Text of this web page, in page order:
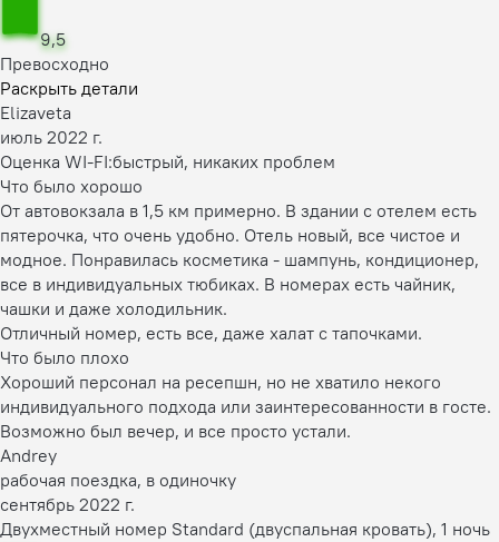
9,5
Превосходно
Раскрыть детали
Elizaveta
июль 2022 г.
Оценка WI-FI:быстрый, никаких проблем
Что было хорошо
От автовокзала в 1,5 км примерно. В здании с отелем есть
пятерочка, что очень удобно. Отель новый, все чистое и
модное. Понравилась косметика - шампунь, кондиционер,
все в индивидуальных тюбиках. В номерах есть чайник,
чашки и даже холодильник.
Отличный номер, есть все, даже халат с тапочками.
Что было плохо
Хороший персонал на ресепшн, но не хватило некого
индивидуального подхода или заинтересованности в госте.
Возможно был вечер, и все просто устали.
Andrey
рабочая поездка, в одиночку
сентябрь 2022 г.
Двухместный номер Standard (двуспальная кровать), 1 ночь